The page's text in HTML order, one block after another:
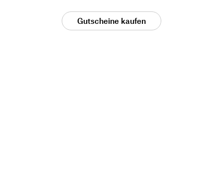
Gutscheine kaufen